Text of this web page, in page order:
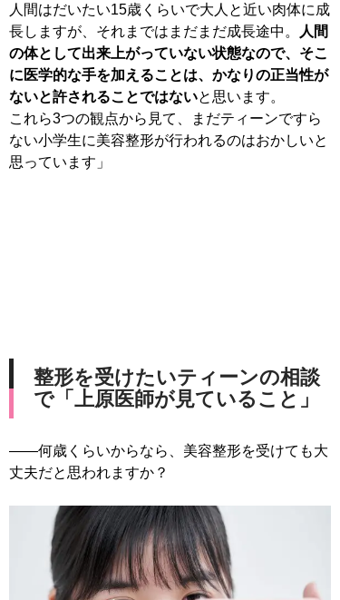
人間はだいたい15歳くらいで大人と近い肉体に成
長しますが、それまではまだまだ成長途中。
人間
の体として出来上がっていない状態なので、そこ
に医学的な手を加えることは、かなりの正当性が
ないと許されることではないと思います。
これら3つの観点から見て、まだティーンですら
ない小学生に美容整形が行われるのはおかしいと
思っています」
整形を受けたいティーンの相談
で「上原医師が見ていること」
――何歳くらいからなら、美容整形を受けても大
丈夫だと思われますか？